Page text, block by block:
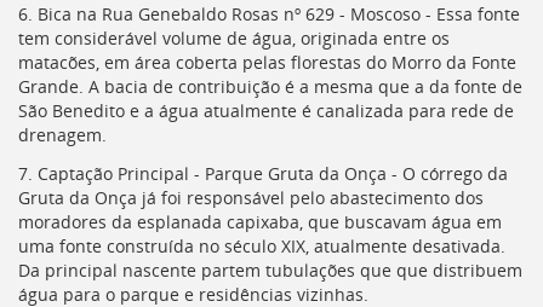
6. Bica na Rua Genebaldo Rosas nº 629 - Moscoso - Essa fonte
tem considerável volume de água, originada entre os
matacões, em área coberta pelas florestas do Morro da Fonte
Grande. A bacia de contribuição é a mesma que a da fonte de
São Benedito e a água atualmente é canalizada para rede de
drenagem.
7. Captação Principal - Parque Gruta da Onça - O córrego da
Gruta da Onça já foi responsável pelo abastecimento dos
moradores da esplanada capixaba, que buscavam água em
uma fonte construída no século XIX, atualmente desativada.
Da principal nascente partem tubulações que que distribuem
água para o parque e residências vizinhas.